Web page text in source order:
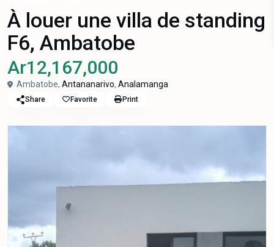
À louer une villa de standing
F6, Ambatobe
Ar12,167,000
Ambatobe, Antananarivo, Analamanga
Share Favorite Print